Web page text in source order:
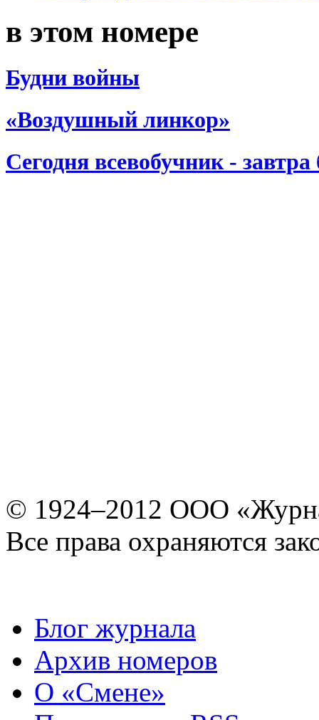
в этом номере
Будни войны
«Воздушный линкор»
Сегодня всевобучник - завтра
© 1924–2012 ООО
Все права охраняются
Блог журнала
Архив номеров
О «Смене»